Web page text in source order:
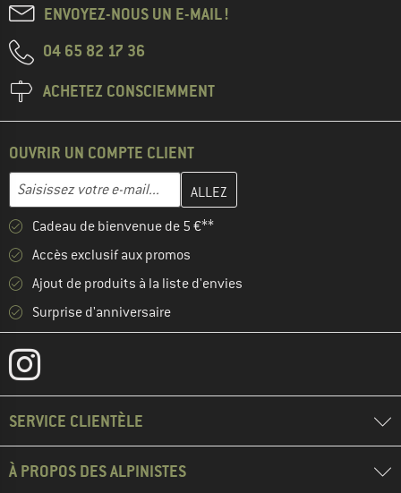
ENVOYEZ-NOUS UN E-MAIL !
04 65 82 17 36
ACHETEZ CONSCIEMMENT
OUVRIR UN COMPTE CLIENT
Adresse e-mail
Entrez votre adresse e-mail ici et créez votre compte client à la
Cadeau de bienvenue de 5 €**
Accès exclusif aux promos
Ajout de produits à la liste d'envies
Surprise d'anniversaire
SERVICE CLIENTÈLE
À PROPOS DES ALPINISTES